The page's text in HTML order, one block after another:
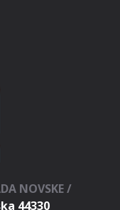
NOVSKE /
44330